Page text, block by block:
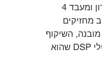
לפחות. הם לרוב מחזיקים
השיקוף
אנדרואיד אוטו ואפל קארפליי מגיע בצורה אלחוטית, מגיע עם מעבד צליל דיגיטלי DSP שהוא